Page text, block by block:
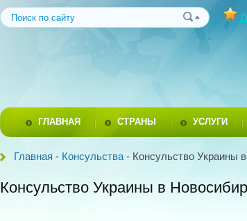
ГЛАВНАЯ СТРАНЫ УСЛУГИ
Главная - Консульства - Консульство Украины
Консульство Украины в